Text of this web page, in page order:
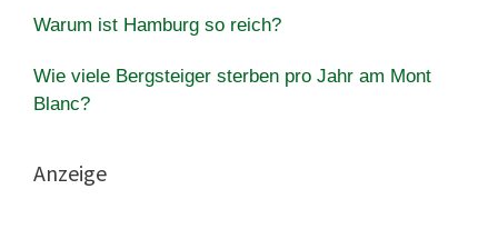
Warum ist Hamburg so reich?
Wie viele Bergsteiger sterben pro Jahr am Mont
Blanc?
Anzeige